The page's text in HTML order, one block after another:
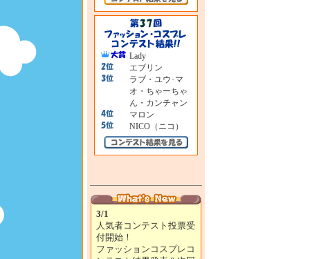
Lady
エブリン
ラブ・ユウ･マ
オ・ちゃーちゃ
ん・カンチャン
マロン
NICO（ニコ）
3/1
人気者コンテスト投票受
付開始！
ファッションコスプレコ